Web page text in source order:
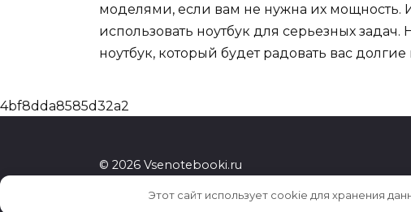
моделями, если вам не нужна их мощность.
использовать ноутбук для серьезных
ноутбук, который будет радовать вас долгие
© 2026 Vsenotebooki.ru
4bf8dda8585d32a2
Этот сайт использует cookie для хранения